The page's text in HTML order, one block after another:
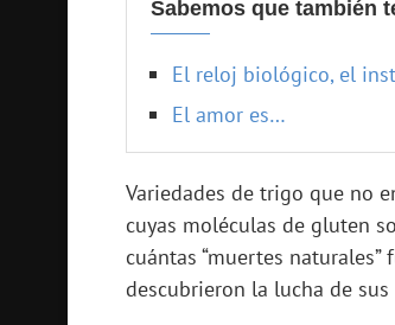
Sabemos que también
El reloj biológico, el
El amor es…
Variedades de trigo que no
cuyas moléculas de gluten
cuántas “muertes
descubrieron la lucha de